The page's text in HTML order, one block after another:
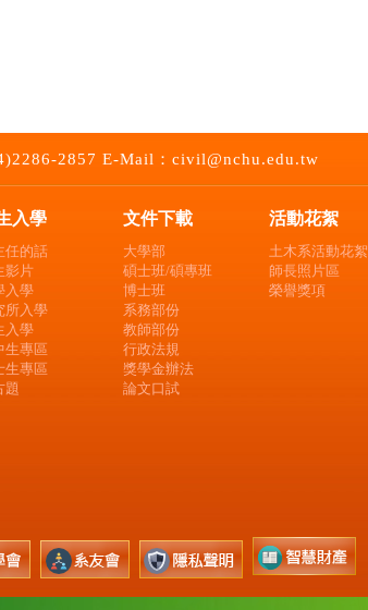
2857 E-Mail：civil@nchu.edu.tw
入學
任的話
影片
入學
所入學
入學
生專區
生專區
題
文件下載
大學部
碩士班/碩專班
博士班
系務部份
教師部份
行政法規
獎學金辦法
論文口試
活動花絮
土木系活動花絮
師長照片區
榮譽獎項